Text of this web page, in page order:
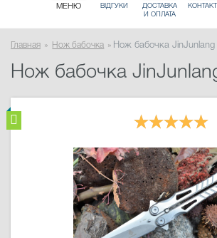
МЕНЮ ВІДГУКИ
ДОСТАВКА
И ОПЛАТА
Главная Нож бабочка Нож бабочка JinJunlang
Нож бабочка